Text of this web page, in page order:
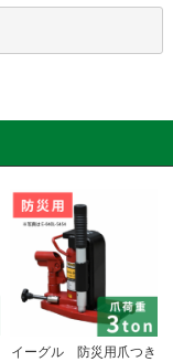
イーグル 防災用爪つき